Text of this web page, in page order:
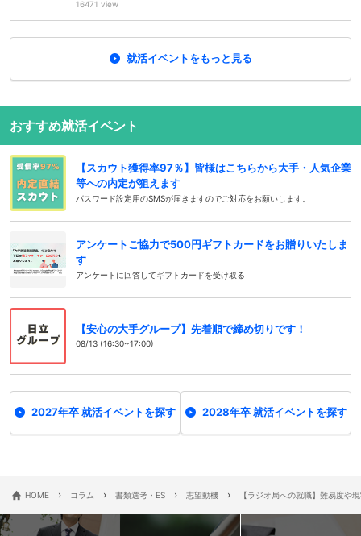
16471 view
就活イベントをもっと見る
おすすめ就活イベント
【スカウト獲得率97％】皆様はこちらから大手・人気企業
等への内定が狙えます
パスワード設定用のSMSが届きますのでご対応をお願いします。
アンケートご協力で500円ギフトカードをお贈りいたしま
す
アンケートに回答してギフトカードを受け取る
【安心の大手グループ】先着順で締め切りです！
08/13 (16:30~17:00)
2027年卒 就活イベントを探す 2028年卒 就活イベントを探す
HOME › コラム › 書類選考・ES › 志望動機 › 【ラジオ局への就職】難易度や